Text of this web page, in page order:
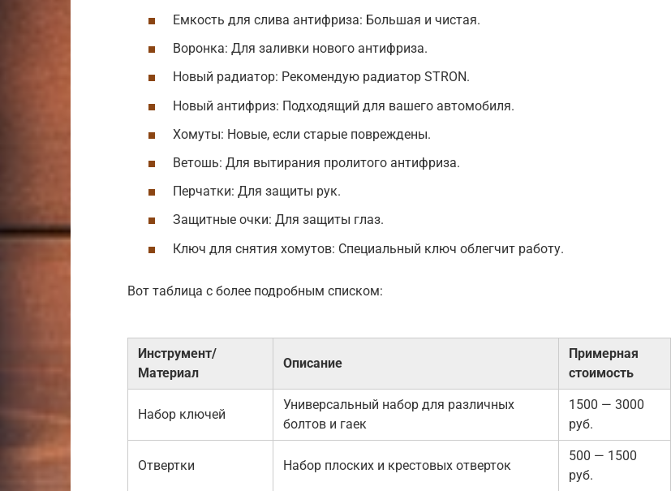
Емкость для слива антифриза: Большая и чистая.
Воронка: Для заливки нового антифриза.
Новый радиатор: Рекомендую радиатор STRON.
Новый антифриз: Подходящий для вашего автомобиля.
Хомуты: Новые, если старые повреждены.
Ветошь: Для вытирания пролитого антифриза.
Перчатки: Для защиты рук.
Защитные очки: Для защиты глаз.
Ключ для снятия хомутов: Специальный ключ облегчит работу.
Вот таблица с более подробным списком:
Инструмент/
Материал
Описание
Примерная
стоимость
Набор ключей
Универсальный набор для различных
болтов и гаек
1500 — 3000
руб.
Отвертки Набор плоских и крестовых отверток
500 — 1500
руб.